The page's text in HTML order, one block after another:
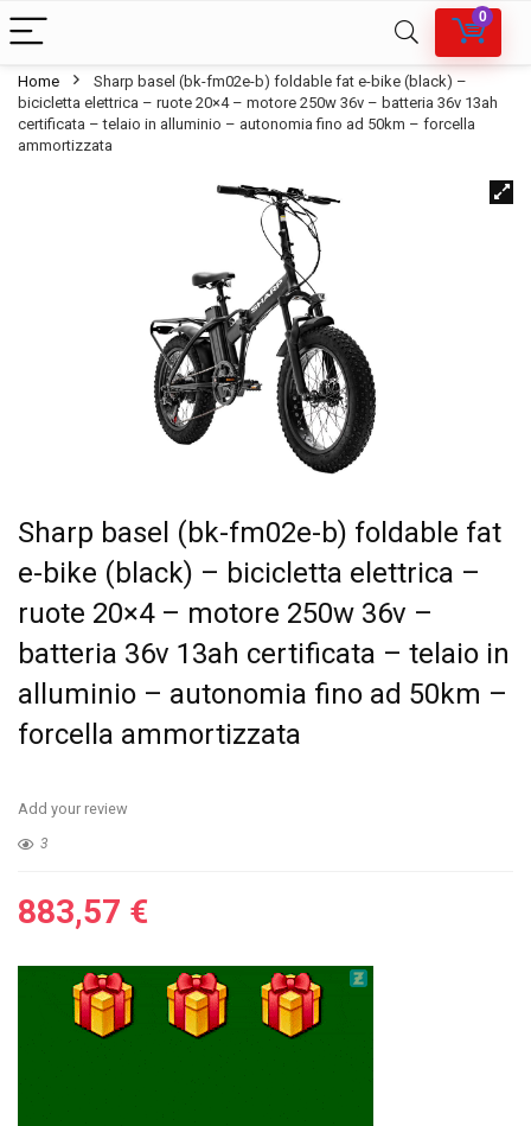
0
Home
Sharp basel (bk-fm02e-b) foldable fat e-bike (black) –
bicicletta elettrica – ruote 20×4 – motore 250w 36v – batteria 36v 13ah
certificata – telaio in alluminio – autonomia fino ad 50km – forcella
ammortizzata
Sharp basel (bk-fm02e-b) foldable fat
e-bike (black) – bicicletta elettrica –
ruote 20×4 – motore 250w 36v –
batteria 36v 13ah certificata – telaio in
alluminio – autonomia fino ad 50km –
forcella ammortizzata
Add your review
3
883,57 €